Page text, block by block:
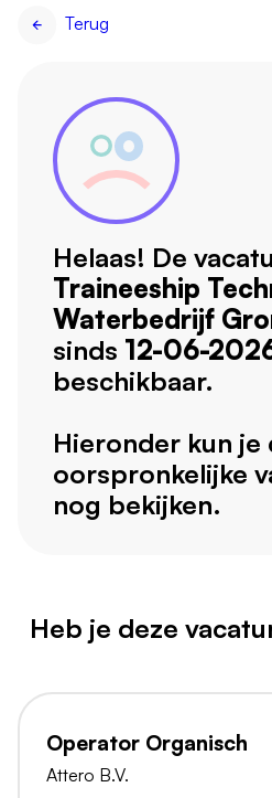
Terug
Helaas! De
Traineeship
Waterbedrijf
sinds 12-06-
beschikbaar.
Hieronder kun je
oorspronkelijke
nog bekijken.
Heb je deze
Operator Organisch
Attero B.V.